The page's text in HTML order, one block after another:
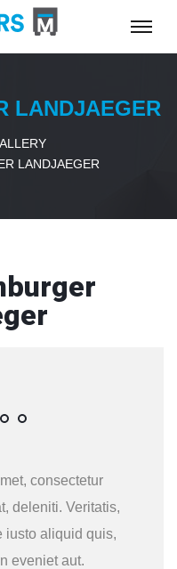
LANDJAEGER
LANDJAEGER
consectetur
deleniti. Veritatis,
iusto aliquid quis,
eveniet aut.